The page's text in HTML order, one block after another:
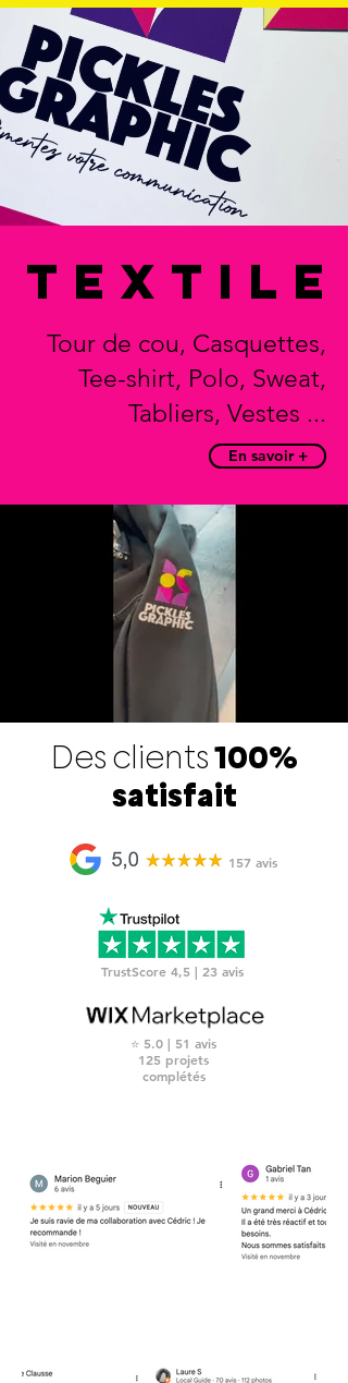
TEXTILE
Tour de cou, Casquettes,
Tee-shirt, Polo, Sweat,
Tabliers, Vestes ...
En savoir +
Des clients100%
satisfait
157 avis
TrustScore 4,5 | 23 avis
⭐️ 5.0 | 51 avis
125 projets
complétés